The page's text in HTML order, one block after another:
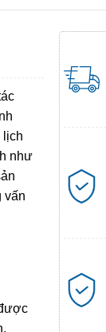
lịch
như
vấn